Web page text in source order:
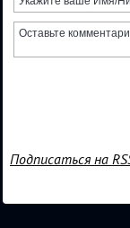
Подписаться на